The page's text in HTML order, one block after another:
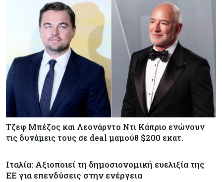
Τζεφ Μπέζος και Λεονάρντο Ντι Κάπριο ενώνουν
τις δυνάμεις τους σε deal μαμούθ $200 εκατ.
Ιταλία: Αξιοποιεί τη δημοσιονομική ευελιξία της
ΕΕ για επενδύσεις στην ενέργεια